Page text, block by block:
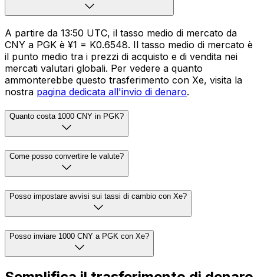
A partire da 13:50 UTC, il tasso medio di mercato da
CNY a PGK è ¥1 = K0.6548. Il tasso medio di mercato è
il punto medio tra i prezzi di acquisto e di vendita nei
mercati valutari globali. Per vedere a quanto
ammonterebbe questo trasferimento con Xe, visita la
nostra pagina dedicata all'invio di denaro.
Quanto costa 1000 CNY in PGK?
Come posso convertire le valute?
Posso impostare avvisi sui tassi di cambio con Xe?
Posso inviare 1000 CNY a PGK con Xe?